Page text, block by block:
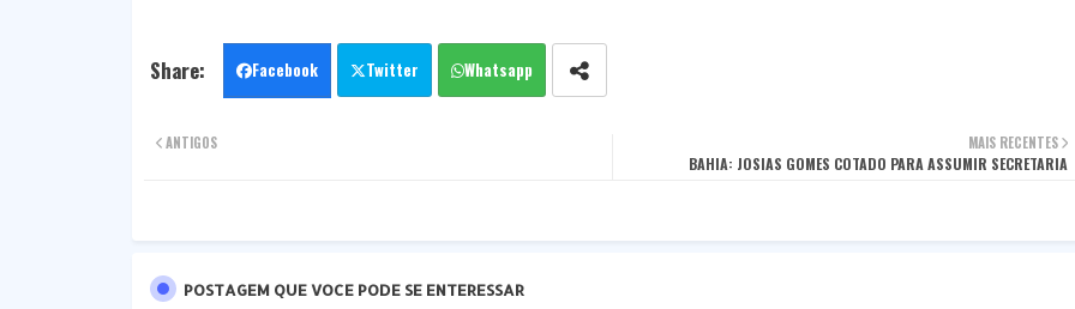
Facebook Twitter Whatsapp
MAIS RECENTES
BAHIA: JOSIAS GOMES COTADO PARA ASSUMIR SECRETARIA
ANTIGOS
POSTAGEM QUE VOCE PODE SE ENTERESSAR